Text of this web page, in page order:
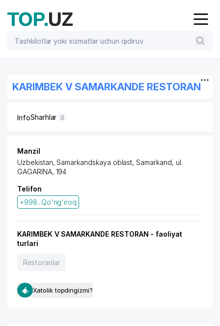
KARIMBEK V SAMARKANDE RESTORAN
InfoSharhlar 0
Manzil
Uzbekistan, Samarkandskaya oblast, Samarkand, ul.
GAGARINA, 194
Telifon
+998...Qo'ng'iroq
KARIMBEK V SAMARKANDE RESTORAN - faoliyat
turlari
Restoranlar
Xatolik topdingizmi?